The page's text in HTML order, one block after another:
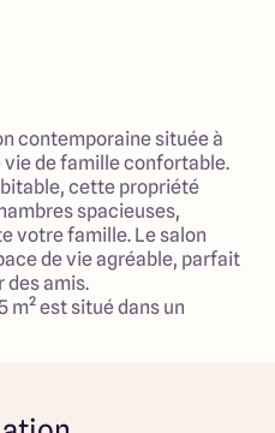
contemporaine située à
de famille confortable.
cette propriété
spacieuses,
votre famille. Le salon
de vie agréable, parfait
des amis.
m² est situé dans un
vous permettant de
tout en étant à proximité
à proximité.